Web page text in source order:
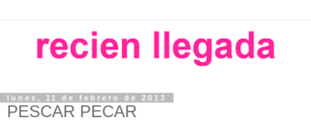
lunes, 11 de febrero de 2013
PESCAR PECAR